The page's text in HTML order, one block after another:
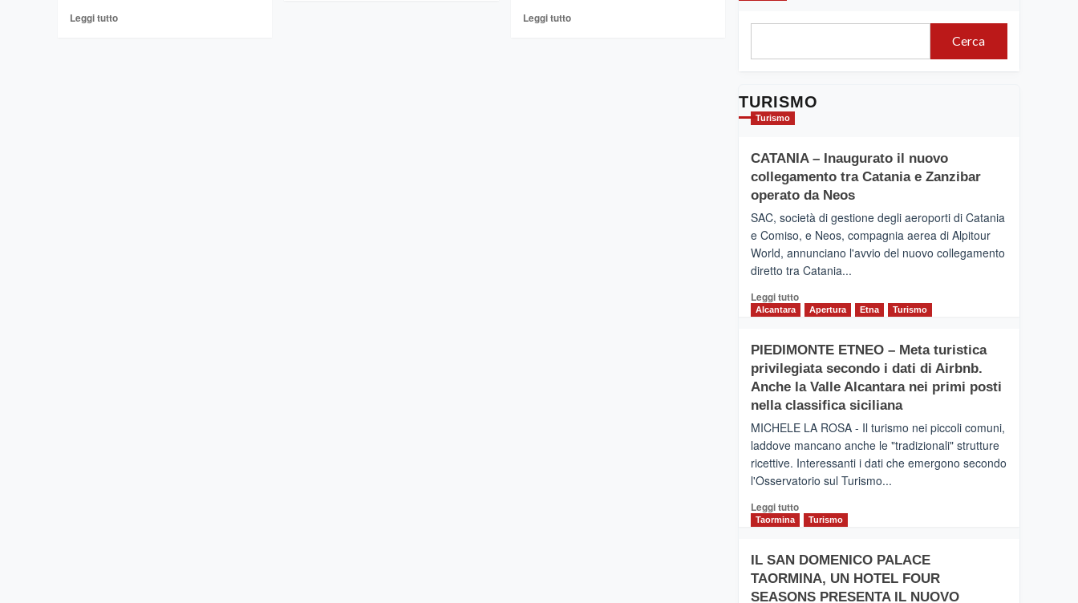
Leggi tuttoLeggi
Leggi tuttoLeggi
Cerca
TURISMO
Turismo
CATANIA – Inaugurato il nuovo
collegamento tra Catania e Zanzibar
operato da Neos
SAC, società di gestione degli aeroporti di Catania
e Comiso, e Neos, compagnia aerea di Alpitour
World, annunciano l'avvio del nuovo collegamento
diretto tra Catania...
Leggi tuttoLeggi
CATANIA
–
Inaugurato
il
collegamento
tra
Catania
e
operato
da
Alcantara Apertura Etna Turismo
PIEDIMONTE ETNEO – Meta turistica
privilegiata secondo i dati di Airbnb.
Anche la Valle Alcantara nei primi posti
nella classifica siciliana
MICHELE LA ROSA - Il turismo nei piccoli comuni,
laddove mancano anche le "tradizionali" strutture
ricettive. Interessanti i dati che emergono secondo
l'Osservatorio sul Turismo...
Leggi tuttoLeggi
PIEDIMONTE
ETNEO
–
Taormina Turismo
IL SAN DOMENICO PALACE
TAORMINA, UN HOTEL FOUR
SEASONS PRESENTA IL NUOVO